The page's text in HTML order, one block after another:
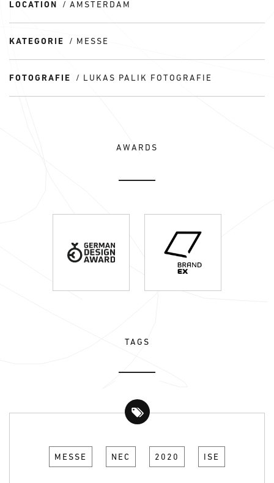
LOCATION AMSTERDAM
KATEGORIE MESSE
FOTOGRAFIE LUKAS PALIK FOTOGRAFIE
AWARDS
TAGS
MESSE NEC 2020 ISE